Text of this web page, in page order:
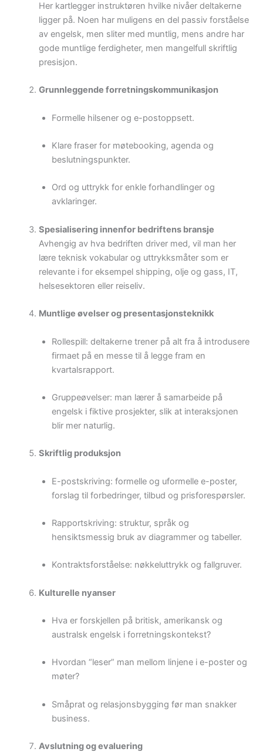
Her kartlegger instruktøren hvilke nivåer deltakerne
ligger på. Noen har muligens en del passiv forståelse
av engelsk, men sliter med muntlig, mens andre har
gode muntlige ferdigheter, men mangelfull skriftlig
presisjon.
Grunnleggende forretningskommunikasjon
Formelle hilsener og e-postoppsett.
Klare fraser for møtebooking, agenda og
beslutningspunkter.
Ord og uttrykk for enkle forhandlinger og
avklaringer.
Spesialisering innenfor bedriftens bransje
Avhengig av hva bedriften driver med, vil man her
lære teknisk vokabular og uttrykksmåter som er
relevante i for eksempel shipping, olje og gass, IT,
helsesektoren eller reiseliv.
Muntlige øvelser og presentasjonsteknikk
Rollespill: deltakerne trener på alt fra å introdusere
firmaet på en messe til å legge fram en
kvartalsrapport.
Gruppeøvelser: man lærer å samarbeide på
engelsk i fiktive prosjekter, slik at interaksjonen
blir mer naturlig.
Skriftlig produksjon
E-postskriving: formelle og uformelle e-poster,
forslag til forbedringer, tilbud og prisforespørsler.
Rapportskriving: struktur, språk og
hensiktsmessig bruk av diagrammer og tabeller.
Kontraktsforståelse: nøkkeluttrykk og fallgruver.
Kulturelle nyanser
Hva er forskjellen på britisk, amerikansk og
australsk engelsk i forretningskontekst?
Hvordan “leser” man mellom linjene i e-poster og
møter?
Småprat og relasjonsbygging før man snakker
business.
Avslutning og evaluering